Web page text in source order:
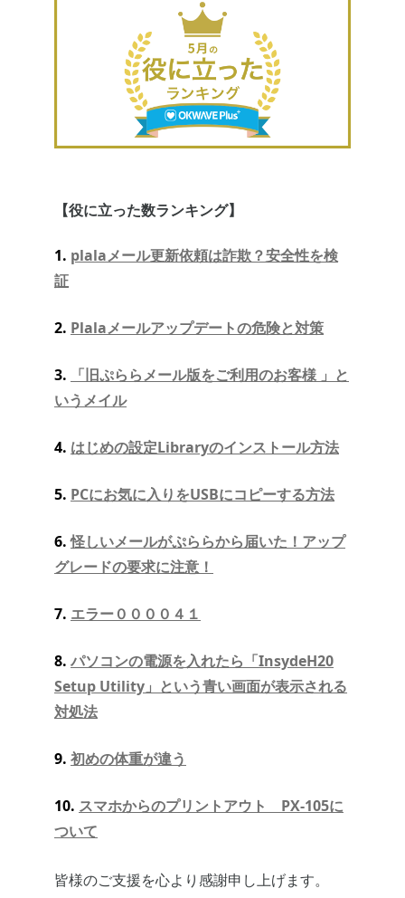
【役に立った数ランキング】
1. plalaメール更新依頼は詐欺？安全性を検
証
2. Plalaメールアップデートの危険と対策
3.
「旧ぷららメール版をご利用のお客様 」と
いうメイル
4. はじめの設定Libraryのインストール方法
5. PCにお気に入りをUSBにコピーする方法
6.怪しいメールがぷららから届いた！アップ
グレードの要求に注意！
7. エラー００００４１
8. パソコンの電源を入れたら「InsydeH20
Setup Utility」という青い画面が表示される
対処法
9. 初めの体重が違う
10. スマホからのプリントアウト PX-105に
ついて
皆様のご支援を心より感謝申し上げます。